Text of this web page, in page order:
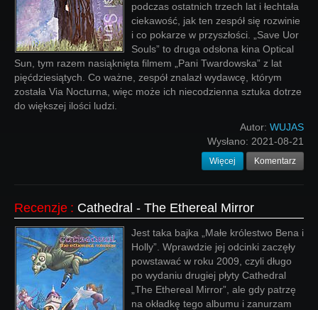
podczas ostatnich trzech lat i łechtała
ciekawość, jak ten zespół się rozwinie
i co pokarze w przyszłości. „Save Uor
Souls” to druga odsłona kina Optical
Sun, tym razem nasiąknięta filmem „Pani Twardowska” z lat
pięćdziesiątych. Co ważne, zespół znalazł wydawcę, którym
została Via Nocturna, więc może ich niecodzienna sztuka dotrze
do większej ilości ludzi.
Autor: WUJAS
Wysłano: 2021-08-21
Więcej Komentarz
Recenzje : Cathedral - The Ethereal Mirror
Jest taka bajka „Małe królestwo Bena i
Holly”. Wprawdzie jej odcinki zaczęły
powstawać w roku 2009, czyli długo
po wydaniu drugiej płyty Cathedral
„The Ethereal Mirror”, ale gdy patrzę
na okładkę tego albumu i zanurzam